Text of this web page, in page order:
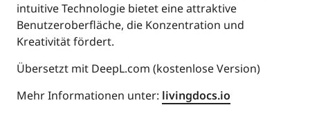
intuitive Technologie bietet eine attraktive
Benutzeroberfläche, die Konzentration und
Kreativität fördert.
Übersetzt mit DeepL.com (kostenlose Version)
Mehr Informationen unter: livingdocs.io